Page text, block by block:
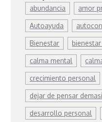
abundancia amor
Autoayuda
Bienestar
calma mental
crecimiento personal
dejar de pensar
desarrollo personal